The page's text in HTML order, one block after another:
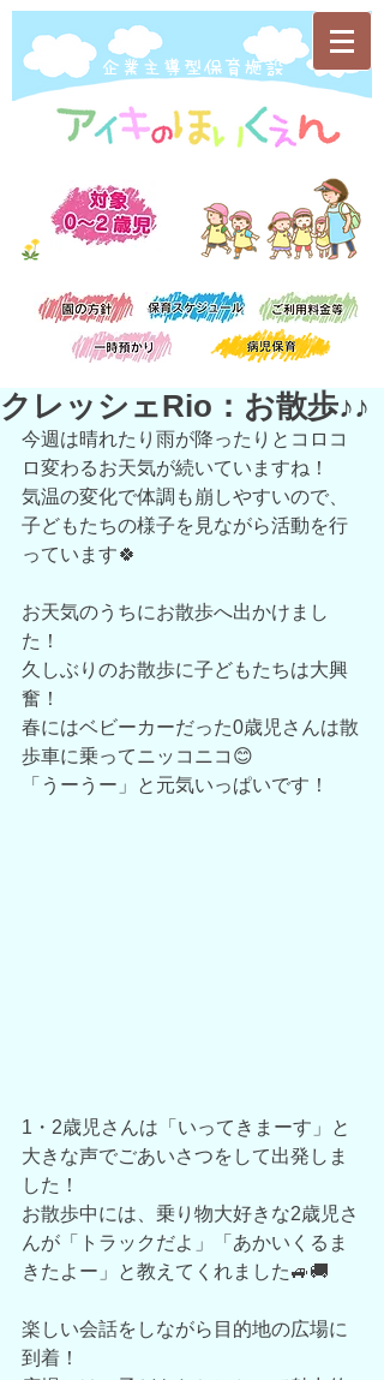
​企業主導型保育施設
クレッシェRio：お散歩♪♪
今週は晴れたり雨が降ったりとコロコ
ロ変わるお天気が続いていますね！
気温の変化で体調も崩しやすいので、
子どもたちの様子を見ながら活動を行
っています🍀
お天気のうちにお散歩へ出かけまし
た！
久しぶりのお散歩に子どもたちは大興
奮！
春にはベビーカーだった0歳児さんは散
歩車に乗ってニッコニコ😊
「うーうー」と元気いっぱいです！
1・2歳児さんは「いってきまーす」と
大きな声でごあいさつをして出発しま
した！
お散歩中には、乗り物大好きな2歳児さ
んが「トラックだよ」「あかいくるま
きたよー」と教えてくれました🚙🚚
楽しい会話をしながら目的地の広場に
到着！